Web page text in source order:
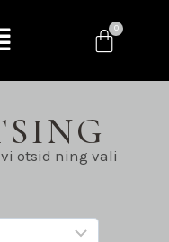
otsid ning vali